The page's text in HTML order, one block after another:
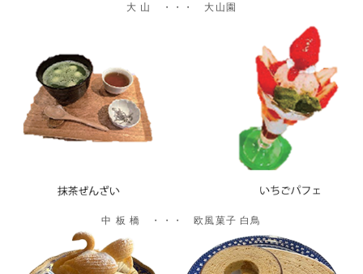
大 山 ・・・ 大山園
中 板 橋 ・・・ 欧風菓子 白鳥